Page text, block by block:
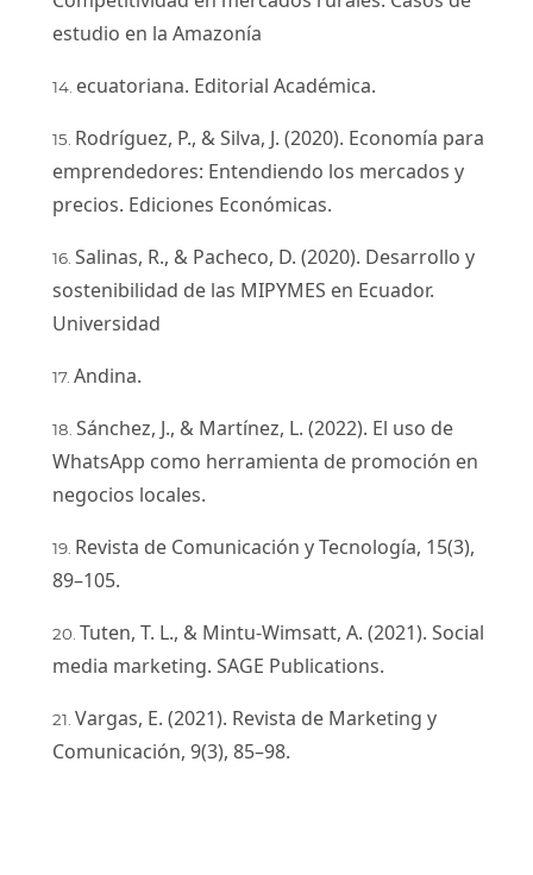
estudio en la Amazonía
ecuatoriana. Editorial Académica.
Rodríguez, P., & Silva, J. (2020). Economía para
emprendedores: Entendiendo los mercados y
precios. Ediciones Económicas.
Salinas, R., & Pacheco, D. (2020). Desarrollo y
sostenibilidad de las MIPYMES en Ecuador.
Universidad
Andina.
Sánchez, J., & Martínez, L. (2022). El uso de
WhatsApp como herramienta de promoción en
negocios locales.
Revista de Comunicación y Tecnología, 15(3),
89–105.
Tuten, T. L., & Mintu-Wimsatt, A. (2021). Social
media marketing. SAGE Publications.
Vargas, E. (2021). Revista de Marketing y
Comunicación, 9(3), 85–98.